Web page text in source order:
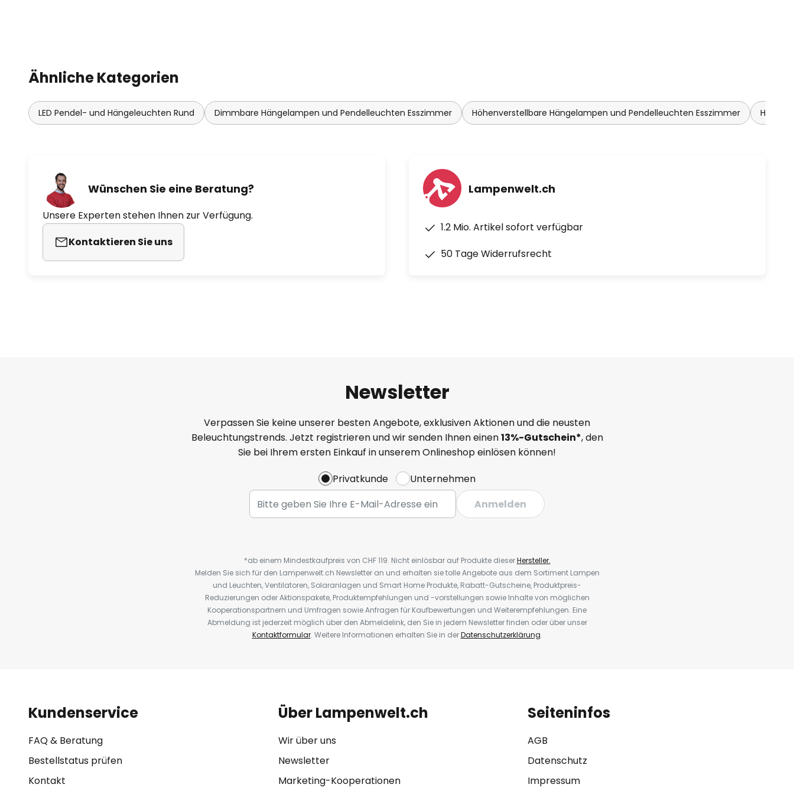
Ähnliche Kategorien
LED Pendel- und Hängeleuchten Rund Dimmbare Hängelampen und Pendelleuchten Esszimmer Höhenverstellbare Hängelampen und Pendelleuchten Esszimmer
Wünschen Sie eine Beratung?
Unsere Experten stehen Ihnen zur Verfügung.
Kontaktieren Sie uns
Lampenwelt.ch
1.2 Mio. Artikel sofort verfügbar
50 Tage Widerrufsrecht
Newsletter
Verpassen Sie keine unserer besten Angebote, exklusiven Aktionen und die neusten
Beleuchtungstrends. Jetzt registrieren und wir senden Ihnen einen13%-Gutschein*, den
Sie bei Ihrem ersten Einkauf in unserem Onlineshop einlösen können!
Privatkunde
Unternehmen
Anmelden
*ab einem Mindestkaufpreis von CHF 119. Nicht einlösbar auf Produkte dieserHersteller.
Melden Sie sich für den Lampenwelt.ch Newsletter an und erhalten sie tolle Angebote aus dem Sortiment Lampen
und Leuchten, Ventilatoren, Solaranlagen und Smart Home Produkte, Rabatt-Gutscheine, Produktpreis-
Reduzierungen oder Aktionspakete, Produktempfehlungen und -vorstellungen sowie Inhalte von möglichen
Kooperationspartnern und Umfragen sowie Anfragen für Kaufbewertungen und Weiterempfehlungen. Eine
Abmeldung ist jederzeit möglich über den Abmeldelink, den Sie in jedem Newsletter finden oder über unser
Kontaktformular. Weitere Informationen erhalten Sie in derDatenschutzerklärung.
Kundenservice
FAQ & Beratung
Bestellstatus prüfen
Kontakt
Über Lampenwelt.ch
Wir über uns
Newsletter
Marketing-Kooperationen
Seiteninfos
AGB
Datenschutz
Impressum